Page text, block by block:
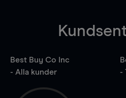
Best Buy Co Inc
- Alla kunder
-